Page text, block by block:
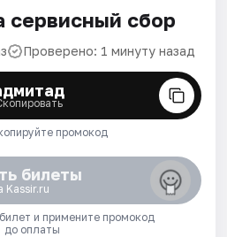
сервисный сбор
Проверено: 1 минуту назад
промокод
билеты
Kassir.ru
и примените промокод
до оплаты